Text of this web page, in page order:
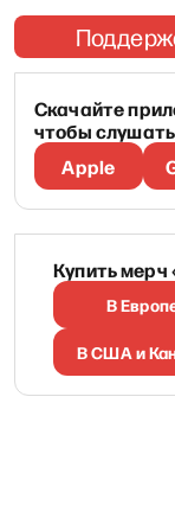
Скачайте
чтобы
Apple
Купить мерч
В
В США и